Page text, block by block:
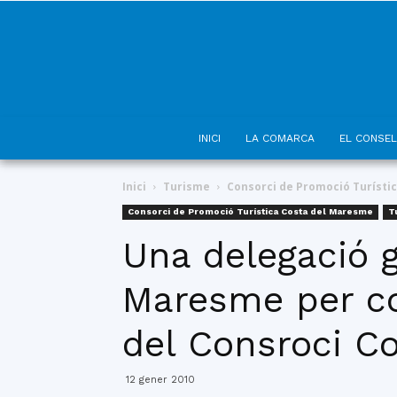
INICI LA COMARCA EL
Inici Turisme Consorci de Promoció
Consorci de Promoció Turística Costa del Maresme
Una delegació
Maresme per
del Consroci
12 gener 2010